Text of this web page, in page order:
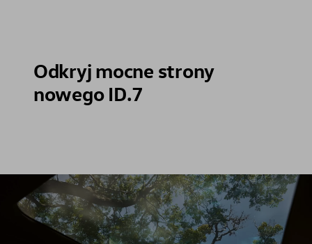
Odkryj mocne strony
nowego ID.7